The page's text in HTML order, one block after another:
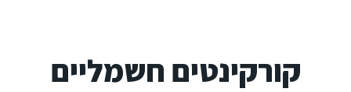
קורקינטים חשמליים